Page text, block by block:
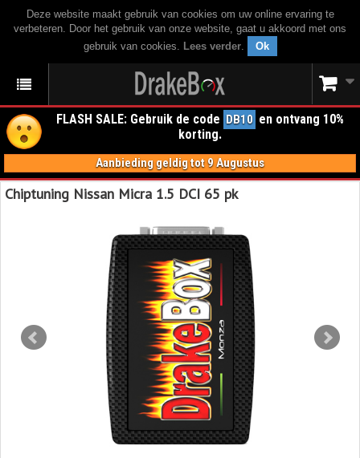
Deze website maakt gebruik van cookies om uw online ervaring te
verbeteren. Door het gebruik van onze website, gaat u akkoord met ons
gebruik van cookies. Lees verder. Ok
FLASH SALE: Gebruik de code DB10 en ontvang 10%
korting.
Aanbieding geldig tot 9 Augustus
Chiptuning Nissan Micra 1.5 DCI 65 pk